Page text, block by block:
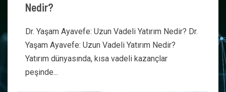
Nedir?
Dr. Yaşam Ayavefe: Uzun Vadeli Yatırım Nedir? Dr.
Yaşam Ayavefe: Uzun Vadeli Yatırım Nedir?
Yatırım dünyasında, kısa vadeli kazançlar
peşinde...